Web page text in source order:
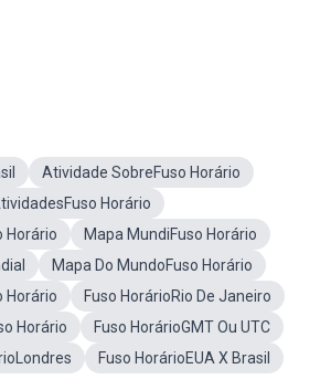
Atividade SobreFuso Horário
Horário
Horário
Mapa MundiFuso Horário
Mapa Do MundoFuso Horário
Horário
Fuso HorárioRio De Janeiro
Horário
Fuso HorárioGMT Ou UTC
Fuso HorárioEUA X Brasil